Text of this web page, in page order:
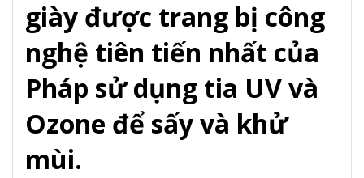
giày được trang bị công
nghệ tiên tiến nhất của
Pháp sử dụng tia UV và
Ozone để sấy và khử
mùi.